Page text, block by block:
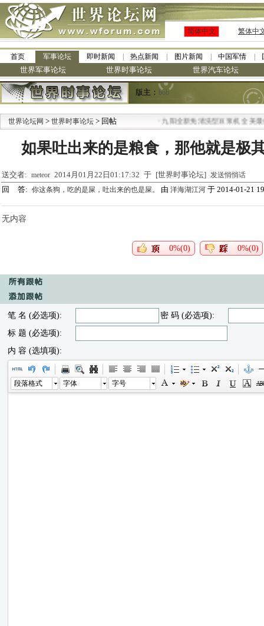
简体中文 繁体中
首页 军事论坛 即时新闻 热点新闻 图片新闻 中国军情
世界军事论坛 世界时事论坛 世界汽车论坛
版主： bob
世界论坛网 > 世界时事论坛 > 回帖 九阳全新免清洗型豆浆机 全美最低
如果吐出来的是粮食，那他就是极
送交者: meteor 2014月01月22日01:17:32 于 [世界时事论坛] 发送悄悄话
回 答: 你这条狗，吃的是屎，吐出来的也是屎。 由 洋海湖江河 于 2014-01-21
无内容
0%(0) 0%(0)
笔 名 (必选项):
密 码 (必选项):
标 题 (必选项):
内 容 (选填项):
段落格式 字体 字号